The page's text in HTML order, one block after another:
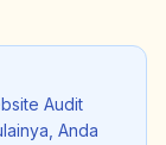
Audit
Anda